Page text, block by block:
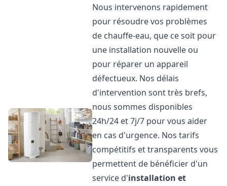
Nous intervenons rapidement
pour résoudre vos problèmes
de chauffe-eau, que ce soit pour
une installation nouvelle ou
pour réparer un appareil
défectueux. Nos délais
d'intervention sont très brefs,
nous sommes disponibles
24h/24 et 7j/7 pour vous aider
en cas d'urgence. Nos tarifs
compétitifs et transparents vous
permettent de bénéficier d'un
service d'installation et